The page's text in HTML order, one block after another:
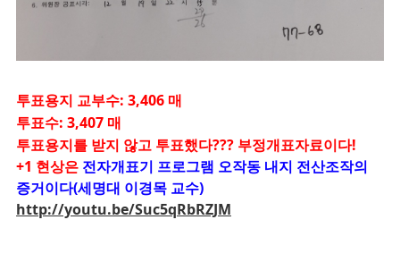
투표용지 교부수: 3,406 매
투표수: 3,407 매
투표용지를 받지 않고 투표했다??? 부정개표자료이다!
+1 현상은 전자개표기 프로그램 오작동 내지 전산조작의
증거이다(세명대 이경목 교수)
http://youtu.be/Suc5qRbRZJM